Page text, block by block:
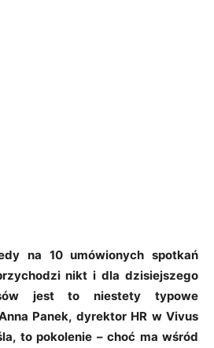
na 10 umówionych spotkań
nikt i dla dzisiejszego
jest to niestety typowe
Panek, dyrektor HR w Vivus
to pokolenie – choć ma wśród